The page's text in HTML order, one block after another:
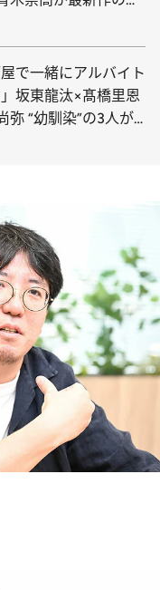
屋で一緒にアルバイト
坂東龍汰×髙橋里恩
弥 “幼馴染”の3人が